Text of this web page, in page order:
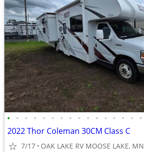
• • • • • • • • • • • • • • • •
2022 Thor Coleman 30CM Class C
7/17 OAK LAKE RV MOOSE LAKE, MN